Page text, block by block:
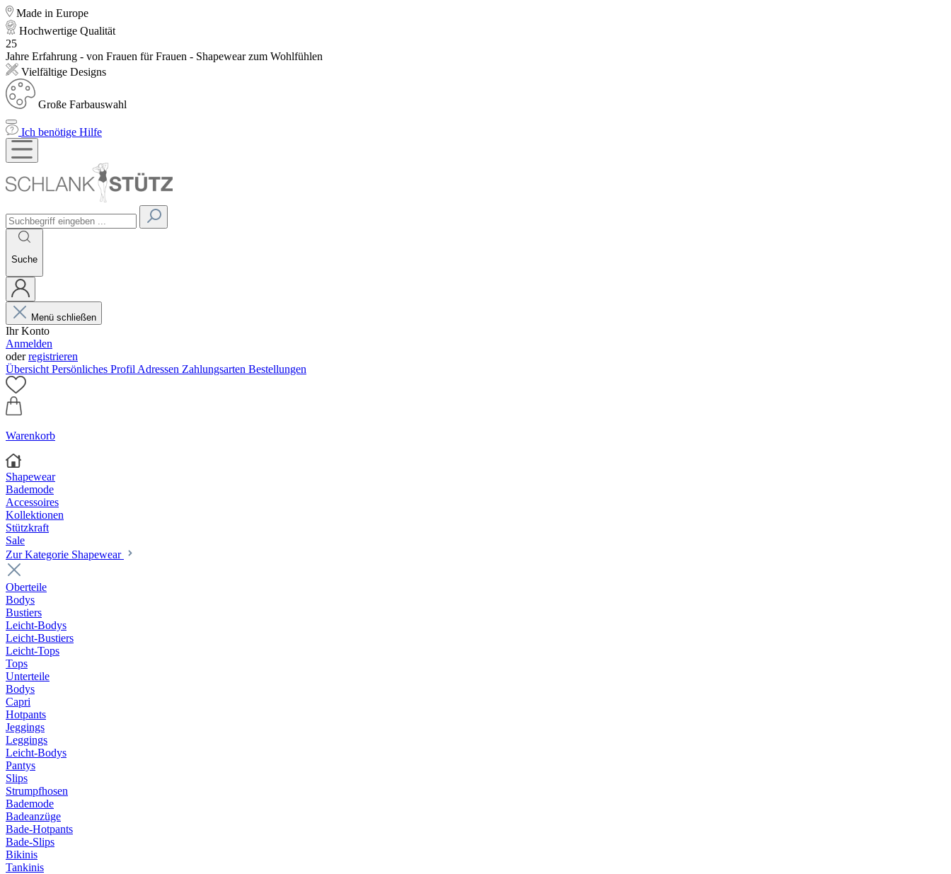
Made in Europe
Hochwertige Qualität
25
Jahre Erfahrung - von Frauen für Frauen - Shapewear zum Wohlfühlen
Vielfältige Designs
Große Farbauswahl
Ich benötige Hilfe
Suche
Menü schließen
Ihr Konto
Anmelden
oderregistrieren
Übersicht Persönliches Profil Adressen Zahlungsarten Bestellungen
Warenkorb
Shapewear
Bademode
Accessoires
Kollektionen
Stützkraft
Sale
Zur Kategorie Shapewear
Oberteile
Bodys
Bustiers
Leicht-Bodys
Leicht-Bustiers
Leicht-Tops
Tops
Unterteile
Bodys
Capri
Hotpants
Jeggings
Leggings
Leicht-Bodys
Pantys
Slips
Strumpfhosen
Bademode
Badeanzüge
Bade-Hotpants
Bade-Slips
Bikinis
Tankinis